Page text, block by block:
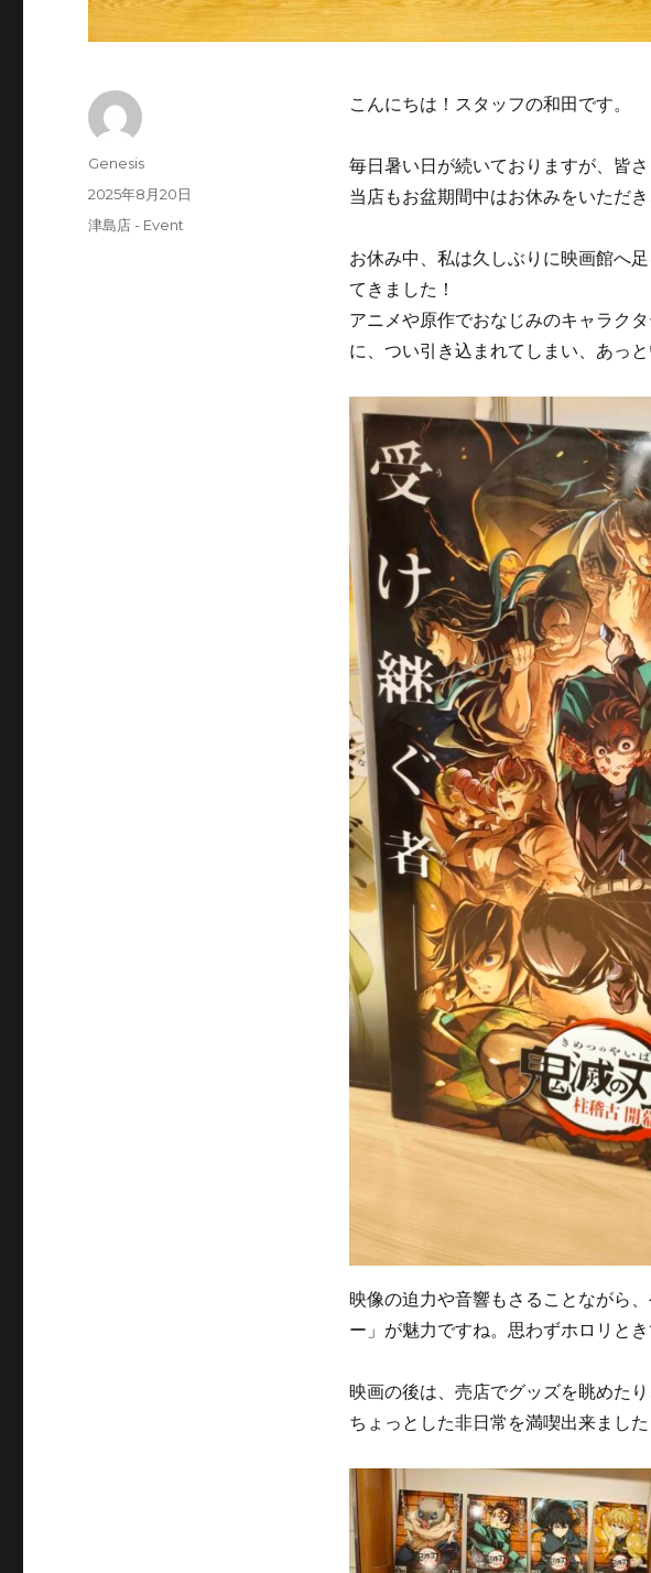
こんにちは！スタッフの和田です。
毎日暑い日が続いておりますが、皆
当店もお盆期間中はお休みをいただ
お休み中、私は久しぶりに映画館へ
てきました！
アニメや原作でおなじみのキャラク
に、つい引き込まれてしまい、あっと
映像の迫力や音響もさることながら
ー」が魅力ですね。思わずホロリと
映画の後は、売店でグッズを眺めた
ちょっとした非日常を満喫出来ました
投
Genesis
投
稿
2025年8月20日
カ
津島店 - Event